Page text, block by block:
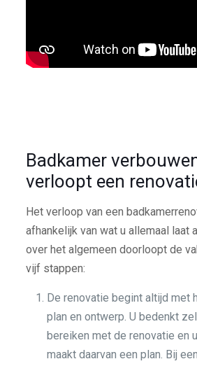
Badkamer
verloopt een
Het verloop van een
afhankelijk van wat u allemaal laat
over het algemeen doorloopt de
vijf stappen:
De renovatie begint altijd met
plan en ontwerp. U bedenkt
bereiken met de renovatie en
maakt daarvan een plan. Bij